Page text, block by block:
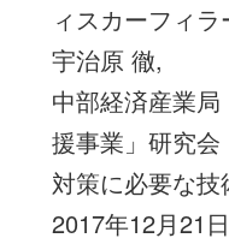
ィスカーフィラ
宇治原 徹,
中部経済産業
援事業」研究
対策に必要な
2017年12月21